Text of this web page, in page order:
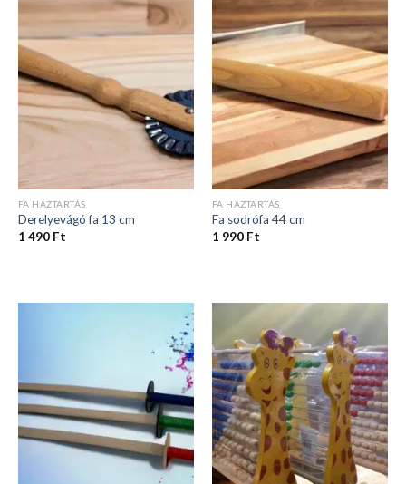
FA HÁZTARTÁS
Derelyevágó fa 13 cm
1 490 Ft
FA HÁZTARTÁS
Fa sodrófa 44 cm
1 990 Ft